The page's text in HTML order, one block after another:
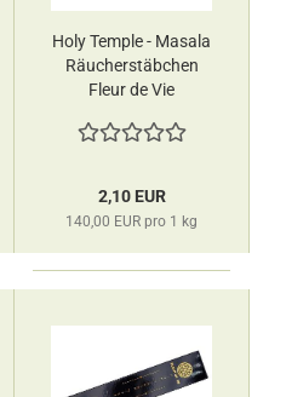
Holy Temple - Masala
Räucherstäbchen
Fleur de Vie
2,10 EUR
140,00 EUR pro 1 kg